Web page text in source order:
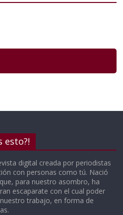
esto?!
digital creada por periodistas
con personas como tú. Nació
para nuestro asombro, ha
escaparate con el cual poder
trabajo, en forma de